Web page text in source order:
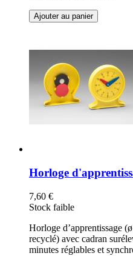
Ajouter au panier
Horloge
7,60 €
Stock faible
Horloge d’apprentissage
recyclé) avec cadran
minutes réglables et